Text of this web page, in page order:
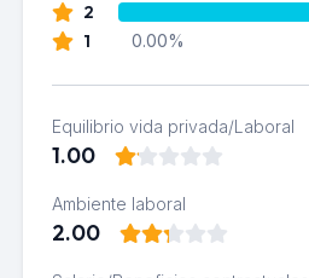
2
1 0.00%
Equilibrio vida privada/Laboral
1.00
Ambiente laboral
2.00